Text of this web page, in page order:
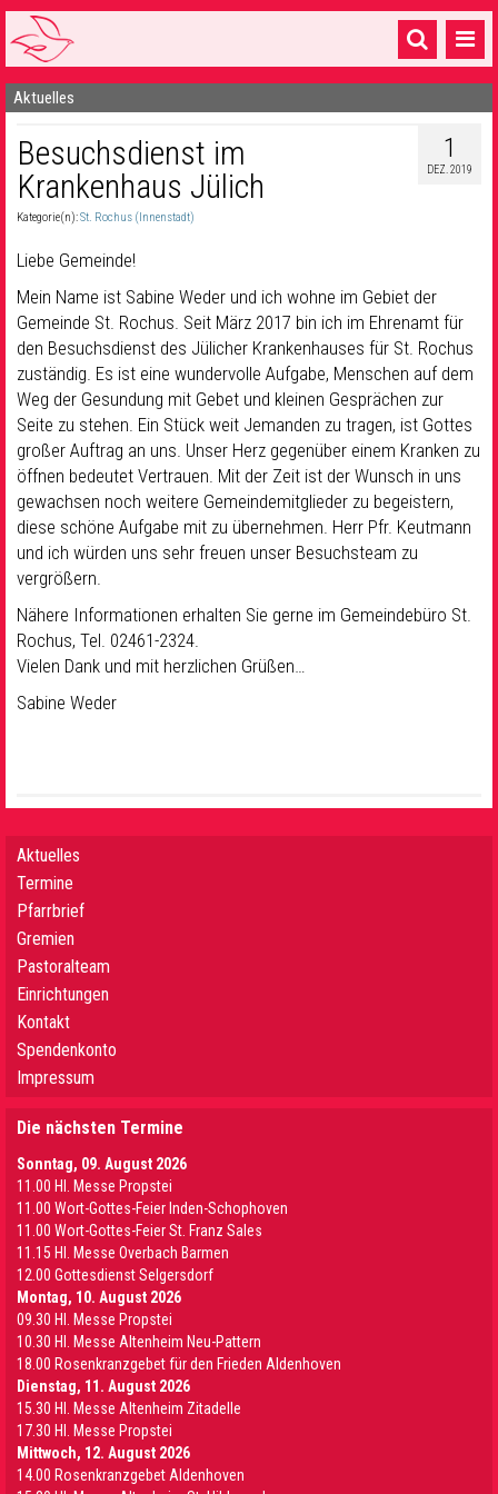
Startseite
1 Pfarrei
16 Gemeinden & mehr
Gemeinschaft & Soziales
Musik& Kultur
Seelsorge & Kontakt
Aktuelles
1
DEZ. 2019
Besuchsdienst im
Krankenhaus Jülich
Kategorie(n):St. Rochus (Innenstadt)
Liebe Gemeinde!
Mein Name ist Sabine Weder und ich wohne im Gebiet der
Gemeinde St. Rochus. Seit März 2017 bin ich im Ehrenamt für
den Besuchsdienst des Jülicher Krankenhauses für St. Rochus
zuständig. Es ist eine wundervolle Aufgabe, Menschen auf dem
Weg der Gesundung mit Gebet und kleinen Gesprächen zur
Seite zu stehen. Ein Stück weit Jemanden zu tragen, ist Gottes
großer Auftrag an uns. Unser Herz gegenüber einem Kranken zu
öffnen bedeutet Vertrauen. Mit der Zeit ist der Wunsch in uns
gewachsen noch weitere Gemeindemitglieder zu begeistern,
diese schöne Aufgabe mit zu übernehmen. Herr Pfr. Keutmann
und ich würden uns sehr freuen unser Besuchsteam zu
vergrößern.
Nähere Informationen erhalten Sie gerne im Gemeindebüro St.
Rochus, Tel. 02461-2324.
Vielen Dank und mit herzlichen Grüßen…
Sabine Weder
Aktuelles
Termine
Pfarrbrief
Gremien
Pastoralteam
Einrichtungen
Kontakt
Spendenkonto
Impressum
Die nächsten Termine
Sonntag, 09. August 2026
11.00 Hl. Messe Propstei
11.00 Wort-Gottes-Feier Inden-Schophoven
11.00 Wort-Gottes-Feier St. Franz Sales
11.15 Hl. Messe Overbach Barmen
12.00 Gottesdienst Selgersdorf
Montag, 10. August 2026
09.30 Hl. Messe Propstei
10.30 Hl. Messe Altenheim Neu-Pattern
18.00 Rosenkranzgebet für den Frieden Aldenhoven
Dienstag, 11. August 2026
15.30 Hl. Messe Altenheim Zitadelle
17.30 Hl. Messe Propstei
Mittwoch, 12. August 2026
14.00 Rosenkranzgebet Aldenhoven